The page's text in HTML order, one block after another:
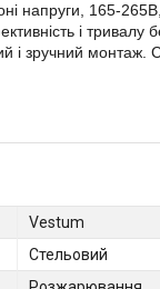
напруги, 165-
і
і зручний монтаж.
Vestum
Стельовий